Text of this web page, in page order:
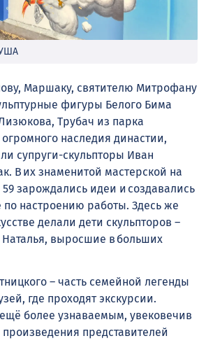
Маршаку, святителю Митрофану
фигуры Белого Бима
Трубач из парка
наследия династии,
супруги-скульпторы Иван
В их знаменитой мастерской на
зарождались идеи и создавались
настроению работы. Здесь же
делали дети скульпторов –
выросшие в больших
– часть семейной легенды
где проходят экскурсии.
ещё более узнаваемым, увековечив
представителей